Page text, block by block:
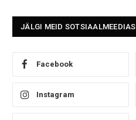
JÄLGI MEID SOTSIAALMEEDIAS
Facebook
Instagram